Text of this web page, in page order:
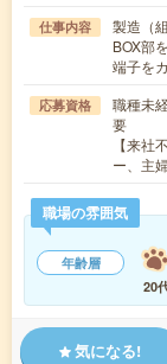
仕事内容
製造（
BOX部
端子を
応募資格
職種未
要
【来社
ー、主
職場の雰囲気
年齢層
20
気になる!